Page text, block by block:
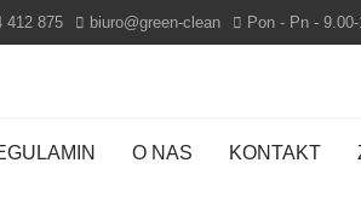
412 875 biuro@green-clean Pon - Pn -
O NAS KONTAKT